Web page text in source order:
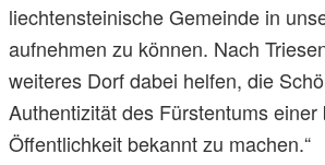
liechtensteinische Gemeinde in
aufnehmen zu können. Nach
weiteres Dorf dabei helfen, die
Authentizität des Fürstentums einer
Öffentlichkeit bekannt zu machen.“